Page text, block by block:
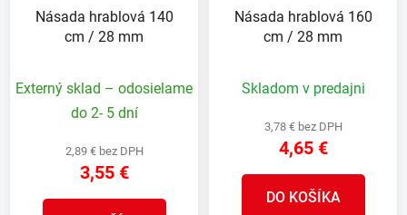
Násada hrablová 140
cm / 28 mm
Externý sklad – odosielame
do 2- 5 dní
2,89 € bez DPH
3,55 €
Násada hrablová 160
cm / 28 mm
Skladom v predajni
3,78 € bez DPH
4,65 €
DO KOŠÍKA